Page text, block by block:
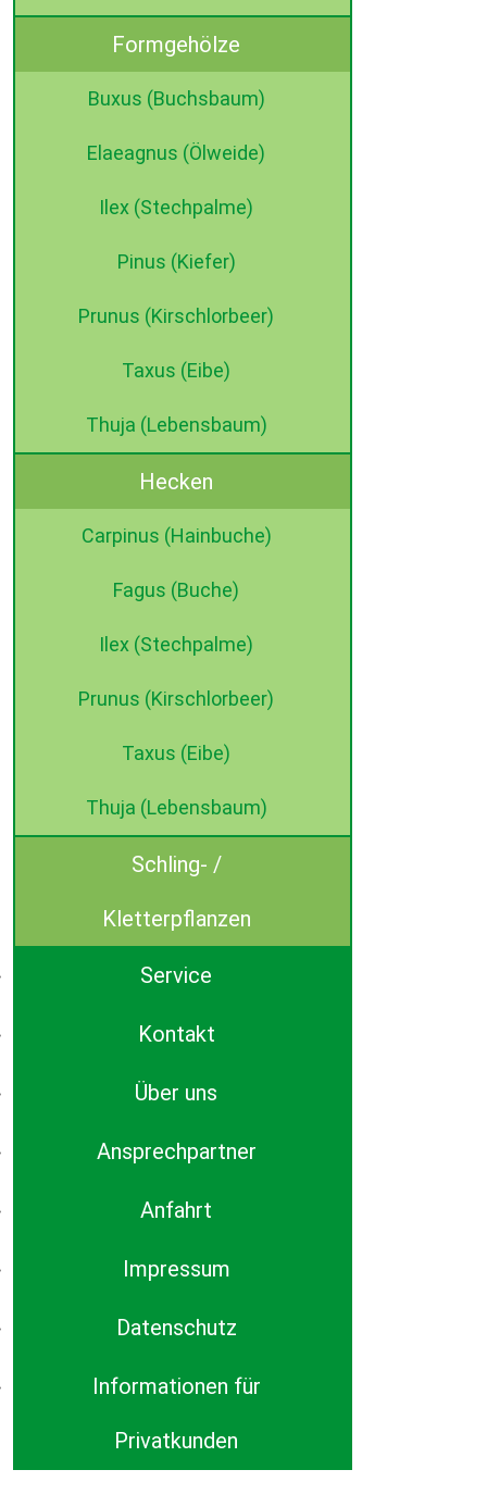
Formgehölze
Buxus (Buchsbaum)
Elaeagnus (Ölweide)
Ilex (Stechpalme)
Pinus (Kiefer)
Prunus (Kirschlorbeer)
Taxus (Eibe)
Thuja (Lebensbaum)
Hecken
Carpinus (Hainbuche)
Fagus (Buche)
Ilex (Stechpalme)
Prunus (Kirschlorbeer)
Taxus (Eibe)
Thuja (Lebensbaum)
Schling- /
Kletterpflanzen
Service
Kontakt
Über uns
Ansprechpartner
Anfahrt
Impressum
Datenschutz
Informationen für
Privatkunden